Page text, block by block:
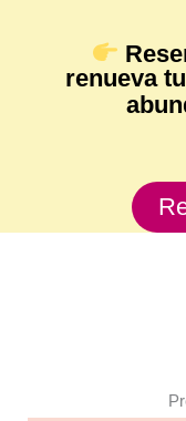
renueva